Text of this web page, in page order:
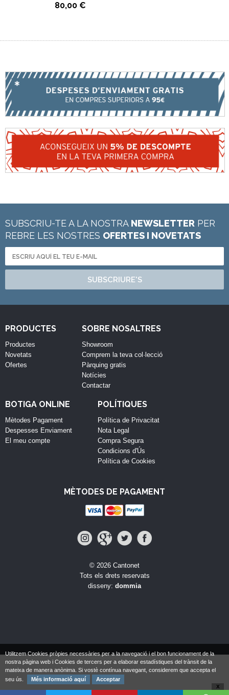
80,00 €
SUBSCRIU-TE A LA NOSTRA NEWSLETTER PER
REBRE LES NOSTRES OFERTES I NOVETATS
SUBSCRIURE'S
PRODUCTES
Productes
Novetats
Ofertes
SOBRE NOSALTRES
Showroom
Comprem la teva col·lecció
Pàrquing gratis
Notícies
Contactar
BOTIGA ONLINE
Mètodes Pagament
Despesses Enviament
El meu compte
POLÍTIQUES
Política de Privacitat
Nota Legal
Compra Segura
Condicions d'Ús
Política de Cookies
MÈTODES DE PAGAMENT
© 2026 Cantonet
Tots els drets reservats
disseny: dommia
Utilitzem Cookies pròpies necessàries per a la navegació i el bon funcionament de la
nostra pàgina web i Cookies de tercers per a elaborar estadístiques del trànsit de la
mateixa de manera anònima. Si vostè contínua navegant, considerem que accepta el
seu ús.
Més informació aquí Acceptar
X